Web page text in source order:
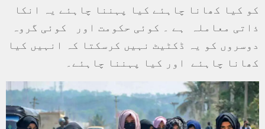
کو کیا کھانا چاہئے کیا پہننا چاہئے یہ انکا
ذاتی معاملہ ہے ۔ کوئی حکومت اور کوئی گروہ
دوسروں کو یہ ڈکٹیٹ نہیں کرسکتا کہ انہیں کیا
کھانا چاہئے اور کیا پہننا چاہئے۔